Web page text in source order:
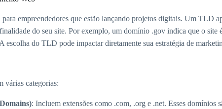
empreendedores que estão lançando projetos digitais. Um TLD
do seu site. Por exemplo, um domínio .gov indica que o site
escolha do TLD pode impactar diretamente sua estratégia de
várias categorias:
: Incluem extensões como .com, .org e .net. Esses domínios